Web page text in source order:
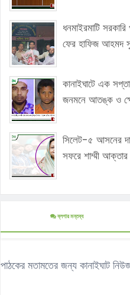
ধনমাইরমাটি
ফের হাফিজ আহমদ
কানাইঘাটে এক
জনমনে আতঙ্ক ও
সিলেট-৫ আসনের
সফরে শাম্মী আক্তার
ব্লগার মন্তব্য
পাঠকের মতামতের জন্য কানাইঘাট